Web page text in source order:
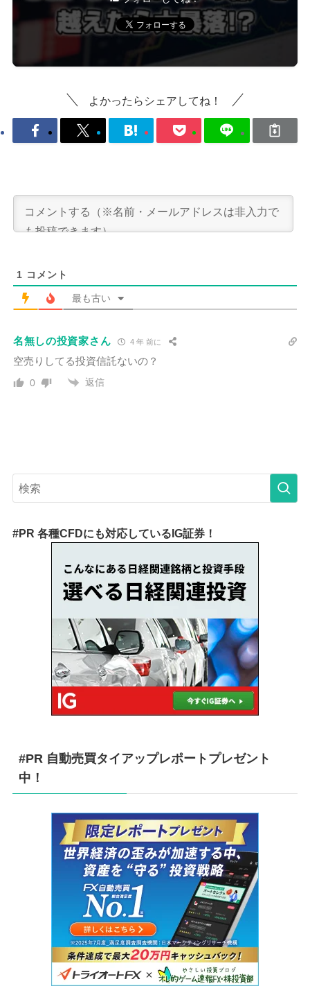
よかったらシェアしてね！
1 コメント
最も古い
名無しの投資家さん 4 年 前に
空売りしてる投資信託ないの？
0 返信
#PR 各種CFDにも対応しているIG証券！
#PR 自動売買タイアップレポートプレゼント
中！